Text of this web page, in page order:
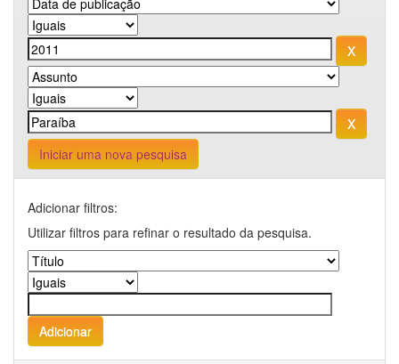
Iniciar uma nova pesquisa
Adicionar filtros:
Utilizar filtros para refinar o resultado da pesquisa.